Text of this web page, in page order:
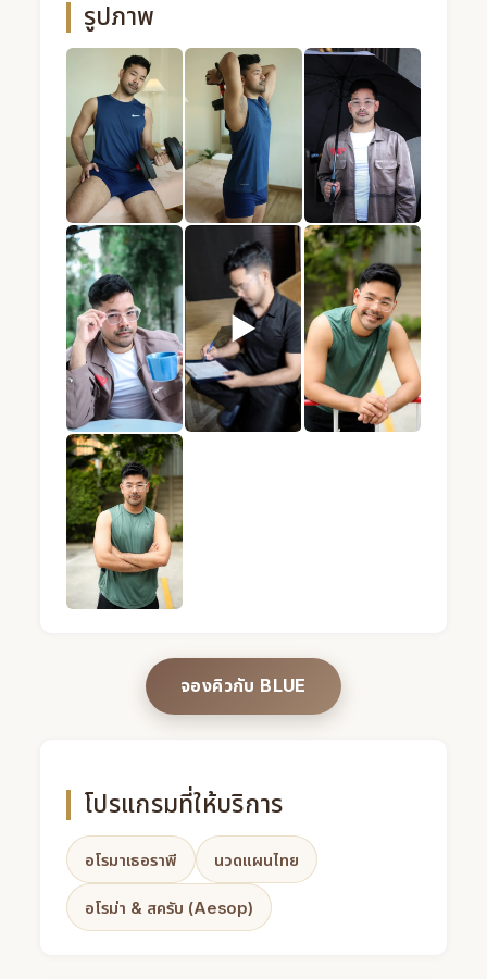
รูปภาพ
BLUE · หมอนวดชาย · Mandel Spa · กรุงเทพ (รูปที่ 1)
BLUE · หมอนวดชาย · Mandel Spa ·
BLUE · หมอนวดชาย ·
BLUE · หมอนวดชาย · Mandel Spa · กรุงเทพ (รูปที่ 4)
▶
จองคิวกับ BLUE
โปรแกรมที่ให้บริการ
อโรมาเธอราพี นวดแผนไทย
อโรม่า & สครับ (Aesop)